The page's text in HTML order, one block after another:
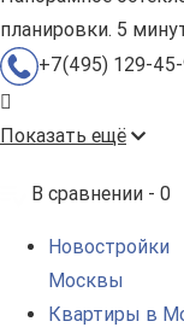
планировки. 5
+7(495) 129-
Показать ещё
В сравнении - 0
Новостройки
Москвы
Квартиры в